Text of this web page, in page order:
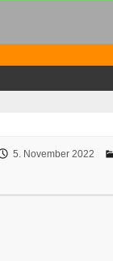
5. November 2022